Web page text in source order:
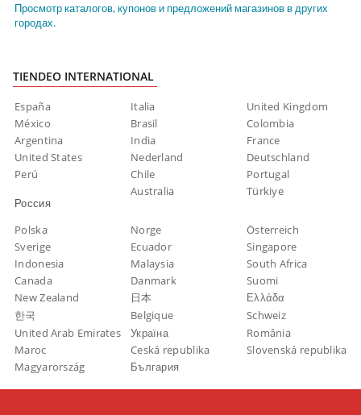
Просмотр каталогов, купонов и предложений магазинов в других
городах.
TIENDEO INTERNATIONAL
España Italia
United Kingdom
México
Brasil
Colombia
Argentina
India
France
United States
Nederland
Deutschland
Perú
Chile
Portugal
Россия
Australia Türkiye
Polska Norge
Österreich
Sverige
Ecuador
Singapore
Indonesia
Malaysia
South Africa
Canada
Danmark
Suomi
New Zealand
日本
Ελλάδα
한국
Belgique
Schweiz
United Arab Emirates
Україна
România
Maroc
Ceská republika
Slovenská republika
Magyarország
България